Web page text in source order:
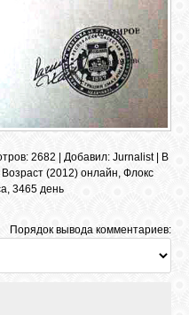
: 2682 | Добавил: Jurnalist| В
(2012) онлайн Флокс
3465 день
Порядок вывода комментариев: